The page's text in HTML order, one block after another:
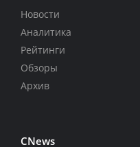
Новости
Аналитика
Рейтинги
Обзоры
Архив
CNews